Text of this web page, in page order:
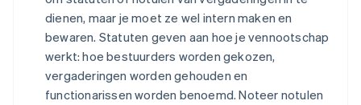
dienen, maar je moet ze wel intern maken en
bewaren. Statuten geven aan hoe je vennootschap
werkt: hoe bestuurders worden gekozen,
vergaderingen worden gehouden en
functionarissen worden benoemd. Noteer notulen